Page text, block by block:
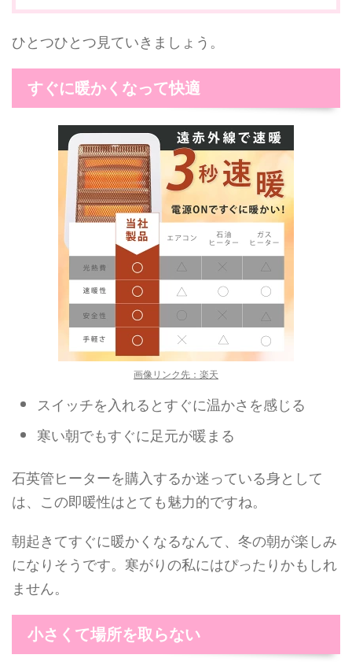
ひとつひとつ見ていきましょう。
すぐに暖かくなって快適
画像リンク先：楽天
スイッチを入れるとすぐに温かさを感じる
寒い朝でもすぐに足元が暖まる
石英管ヒーターを購入するか迷っている身として
は、この即暖性はとても魅力的ですね。
朝起きてすぐに暖かくなるなんて、冬の朝が楽しみ
になりそうです。寒がりの私にはぴったりかもしれ
ません。
小さくて場所を取らない